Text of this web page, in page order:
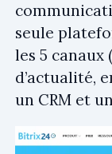
seule
les 5 canaux
d’actualité,
un CRM et